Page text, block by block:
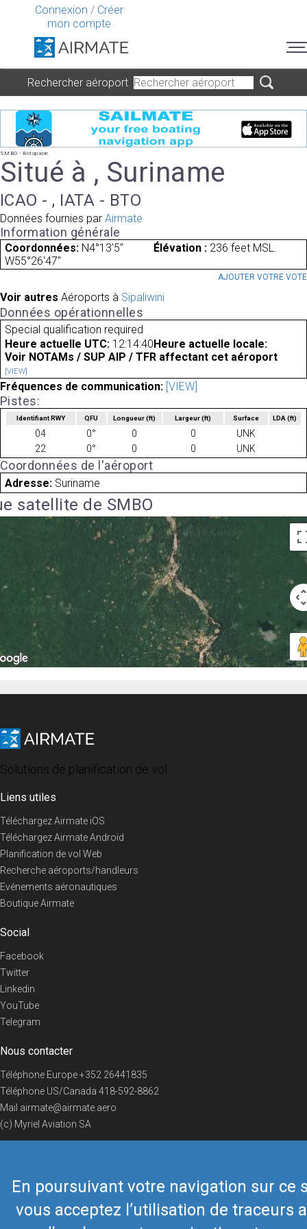
Connexion / Créer
mon compte
En poursuivant votre navigation sur ce
vous acceptez l’utilisation de traceurs
Rechercher aéroport
SMBO - Botopasie
Situé à , Suriname
ICAO - , IATA - BTO
Données fournies par Airmate
Information générale
Coordonnées: N4°13'5"
W55°26'47"
Élévation : 236 feet MSL.
AJOUTER VOTRE VOTE
Voir autres Aéroports à Sipaliwini
Données opérationnelles
Special qualification required
Heure actuelle UTC: 12:14:40 Heure actuelle locale:
Voir NOTAMs / SUP AIP / TFR affectant cet aéroport
[VIEW]
Fréquences de communication: [VIEW]
Pistes:
Identifiant RWY QFU Longueur(ft) Largeur(ft) Surface LDA(ft)
04 0° 0 0
UNK
22
0° 0 0 UNK
Coordonnées de l'aéroport
Adresse: Suriname
satellite de SMBO
Solutions de planification de vol
Liens utiles
Téléchargez Airmate iOS
Téléchargez Airmate Android
Planification de vol Web
Recherche aéroports/handleurs
Evénements aéronautiques
Boutique Airmate
Social
Facebook
Twitter
Linkedin
YouTube
Telegram
Nous contacter
Téléphone Europe+352 26441835
Téléphone US/Canada 418-592-8862
Mail airmate@airmate.aero
(c) Myriel Aviation SA
© 2019 Airmate - Conditions d'utilisation - Vie privée Back to top